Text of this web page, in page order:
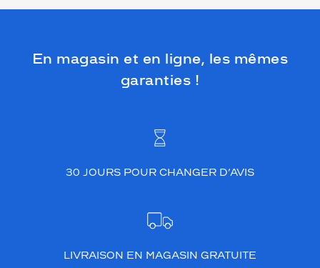
En magasin et en ligne, les mêmes
garanties !
30 JOURS POUR CHANGER D’AVIS
LIVRAISON EN MAGASIN GRATUITE